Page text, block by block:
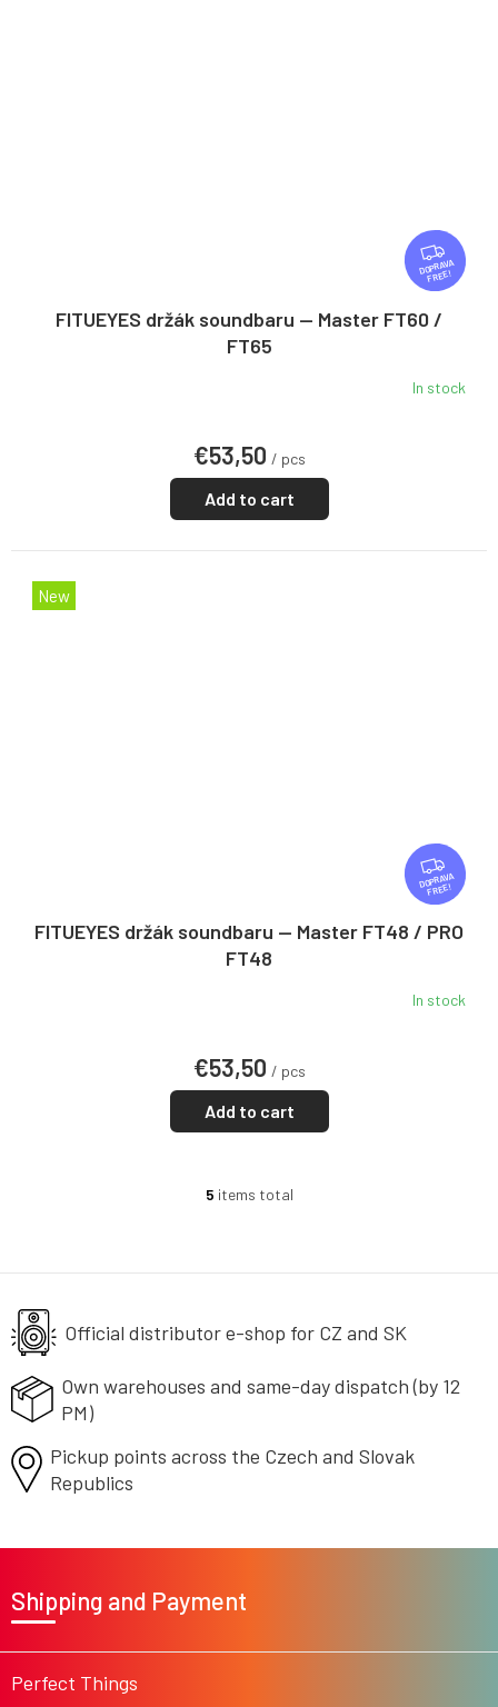
F
R
E
FREE
FITUEYES držák soundbaru — Master FT60 /
FT65
In stock
€53,50 / pcs
Add to cart
New
F
R
E
E
FREE
FITUEYES držák soundbaru — Master FT48 / PRO
FT48
In stock
€53,50 / pcs
Add to cart
L
g
n
o
5 items total
Official distributor e-shop for CZ and SK
Own warehouses and same-daydispatch (by 12
PM)
Pickup points across the Czech and Slovak
Republics
e
Perfect Things
Shipping and Payment